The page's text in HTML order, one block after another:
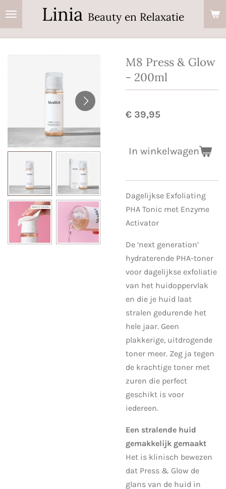
Ga
naar
Linia Beauty en Relaxatie
M8 Press & Glow
- 200ml
€ 39,95
In winkelwagen
Dagelijkse Exfoliating
PHA Tonic met Enzyme
Activator
De ‘next generation’
hydraterende PHA-toner
voor dagelijkse exfoliatie
van het huidoppervlak
en die je huid laat
stralen gedurende het
hele jaar. Geen
plakkerige, uitdrogende
toner meer. Zeg ja tegen
de krachtige toner met
zuren die perfect
geschikt is voor
iedereen.
Een stralende huid
gemakkelijk gemaakt
Het is klinisch bewezen
dat Press & Glow de
glans van de huid in